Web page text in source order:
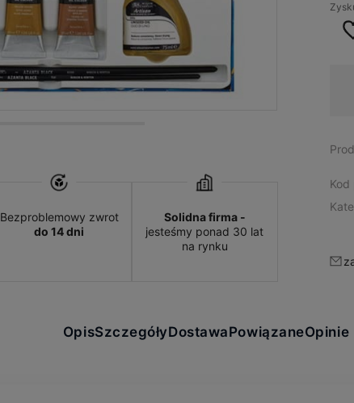
Bezproblemowy zwrot
do 14 dni
Solidna firma -
jesteśmy ponad 30 lat
na rynku
Dostępność: produkt dostępny
OpisSzczegółyDostawaPowiązaneOpinie